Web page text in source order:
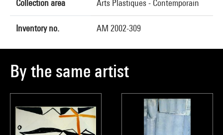
Collection area Arts Plastiques - Contemporain
Inventory no. AM 2002-309
By the same artist